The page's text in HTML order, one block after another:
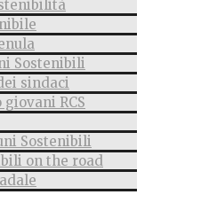
Sostenibili
sindaci
RCS
Sostenibili
on the road